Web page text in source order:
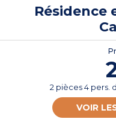
Résidence
2 pièces 4 pers.
VOIR